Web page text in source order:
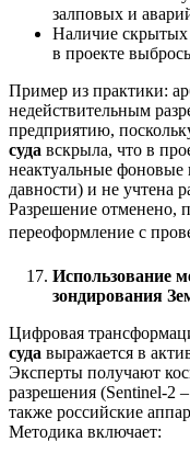
залповых и
Наличие скрытых
в проекте
Пример из практики:
недействительным
предприятию,
суда вскрыла, что в
неактуальные фоновые
давности) и не учтена
Разрешение отменено,
переоформление с
Использование
зондирования
Цифровая
суда выражается в
Эксперты получают
разрешения (Sentinel-2
также российские
Методика включает: